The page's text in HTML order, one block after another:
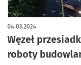
Węzeł
roboty
04.03.2024